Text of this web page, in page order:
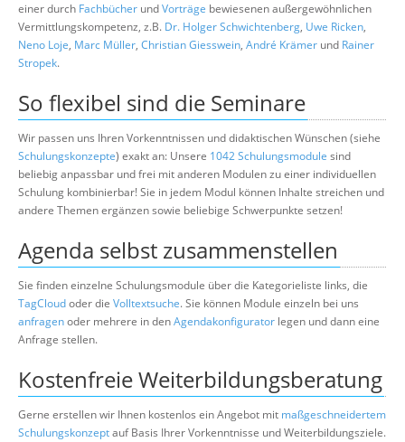
einer durch Fachbücher undVorträge bewiesenen außergewöhnlichen
Vermittlungskompetenz, z.B. Dr. Holger Schwichtenberg, Uwe Ricken,
Neno Loje, Marc Müller, Christian Giesswein, André Krämer und Rainer
Stropek.
So flexibel sind die Seminare
Wir passen uns Ihren Vorkenntnissen und didaktischen Wünschen (siehe
Schulungskonzepte) exakt an: Unsere 1042 Schulungsmodule sind
beliebig anpassbar und frei mit anderen Modulen zu einer individuellen
Schulung kombinierbar! Sie in jedem Modul können Inhalte streichen und
andere Themen ergänzen sowie beliebige Schwerpunkte setzen!
Agenda selbst zusammenstellen
Sie finden einzelne Schulungsmodule über die Kategorieliste links, die
TagCloudoder die Volltextsuche. Sie können Module einzeln bei uns
anfragenoder mehrere in denAgendakonfigurator legen und dann eine
Anfrage stellen.
Kostenfreie Weiterbildungsberatung
Gerne erstellen wir Ihnen kostenlos ein Angebot mit maßgeschneidertem
Schulungskonzeptauf Basis Ihrer Vorkenntnisse und Weiterbildungsziele.